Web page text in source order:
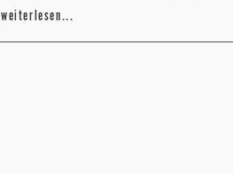
weiterlesen...